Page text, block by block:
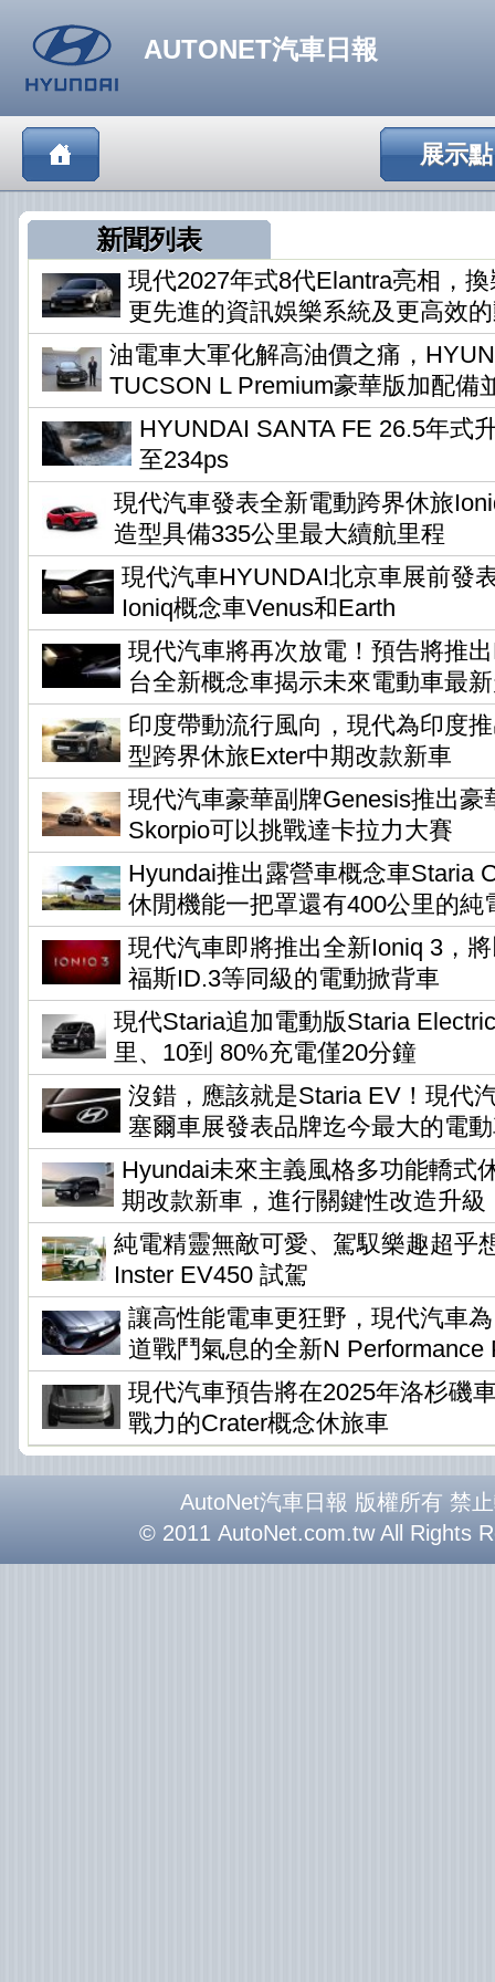
AUTONET汽車日報
展示點
新聞列表
現代2027年式8代Elantra亮相，
更先進的資訊娛樂系統及更高效
油電車大軍化解高油價之痛，
TUCSON L Premium豪華版加配備
HYUNDAI SANTA FE 26.5年式
至234ps
現代汽車發表全新電動跨界休旅
造型具備335公里最大續航里程
現代汽車HYUNDAI北京車展前發
Ioniq概念車Venus和Earth
現代汽車將再次放電！預告將推
台全新概念車揭示未來電動車最
印度帶動流行風向，現代為印度
型跨界休旅Exter中期改款新車
現代汽車豪華副牌Genesis推出豪
Skorpio可以挑戰達卡拉力大賽
Hyundai推出露營車概念車Staria
休閒機能一把罩還有400公里的純
現代汽車即將推出全新Ioniq 3，
福斯ID.3等同級的電動掀背車
現代Staria追加電動版Staria
里、10到 80%充電僅20分鐘
沒錯，應該就是Staria EV！現代
塞爾車展發表品牌迄今最大的電
Hyundai未來主義風格多功能轎式
期改款新車，進行關鍵性改造升級
純電精靈無敵可愛、駕馭樂趣超乎
Inster EV450 試駕
讓高性能電車更狂野，現代汽車
道戰鬥氣息的全新N Performance
現代汽車預告將在2025年洛杉磯
戰力的Crater概念休旅車
AutoNet汽車日報 版權所有 禁
© 2011 AutoNet.com.tw All Rights